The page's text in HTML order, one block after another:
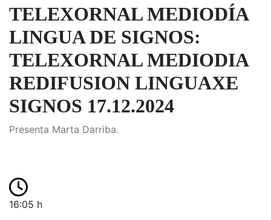
TELEXORNAL MEDIODÍA
LINGUA DE SIGNOS:
TELEXORNAL MEDIODIA
REDIFUSION LINGUAXE
SIGNOS 17.12.2024
Presenta Marta Darriba.
16:05 h